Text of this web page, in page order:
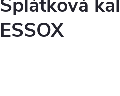
Splátková
ESSOX